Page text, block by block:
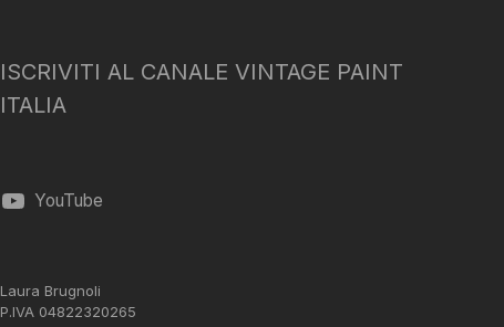
ISCRIVITI AL CANALE VINTAGE PAINT
ITALIA
YouTube
Laura Brugnoli
P.IVA 04822320265